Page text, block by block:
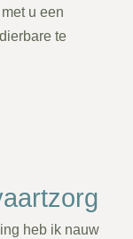
u een
te
heb ik nauw